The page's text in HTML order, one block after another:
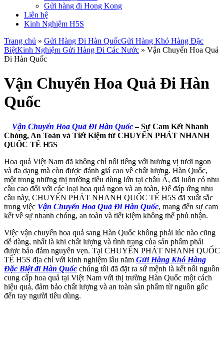
Gửi hàng đi Hong Kong
Liên hệ
Kinh Nghiệm H5S
Trang chủ » Gửi Hàng Đi Hàn QuốcGửi Hàng Khó Hàng Đặc
BiệtKinh Nghiệm Gửi Hàng Đi Các Nước » Vận Chuyển Hoa Quả
Đi Hàn Quốc
Vận Chuyển Hoa Quả Đi Hàn
Quốc
Vận Chuyển Hoa Quả Đi Hàn Quốc– Sự Cam Kết Nhanh
Chóng, An Toàn và Tiết Kiệm từ CHUYỂN PHÁT NHANH
QUỐC TẾ H5S
Hoa quả Việt Nam đã không chỉ nổi tiếng với hương vị tươi ngon
và đa dạng mà còn được đánh giá cao về chất lượng. Hàn Quốc,
một trong những thị trường tiêu dùng lớn tại châu Á, đã luôn có nhu
cầu cao đối với các loại hoa quả ngon và an toàn. Để đáp ứng nhu
cầu này, CHUYỂN PHÁT NHANH QUỐC TẾ H5S đã xuất sắc
trong việc Vận Chuyển Hoa Quả Đi Hàn Quốc, mang đến sự cam
kết về sự nhanh chóng, an toàn và tiết kiệm không thể phủ nhận.
Việc vận chuyển hoa quả sang Hàn Quốc không phải lúc nào cũng
dễ dàng, nhất là khi chất lượng và tình trạng của sản phẩm phải
được bảo đảm nguyên vẹn. Tại CHUYỂN PHÁT NHANH QUỐC
TẾ H5S địa chỉ với kinh nghiệm lâu năm Gửi Hàng Khó Hàng
Đặc Biệt đi Hàn Quốc chúng tôi đã đặt ra sứ mệnh là kết nối nguồn
cung cấp hoa quả tại Việt Nam với thị trường Hàn Quốc một cách
hiệu quả, đảm bảo chất lượng và an toàn sản phẩm từ nguồn gốc
đến tay người tiêu dùng.